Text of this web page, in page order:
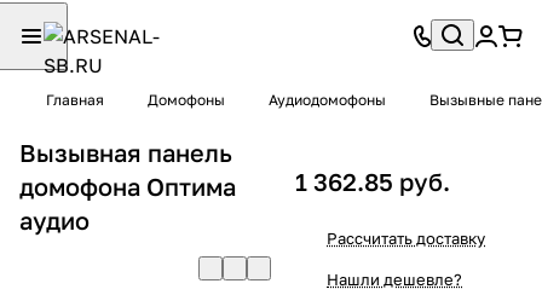
Главная Домофоны Аудиодомофоны Вызывные
Вызывная панель
домофона Оптима
аудио
1 362.85 руб.
Рассчитать доставку
Нашли дешевле?